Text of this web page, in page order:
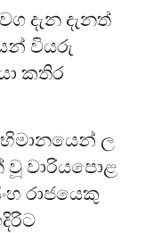
දැන දැනත්
වියරු
කතිර
ල
වූ වාරියපොළ
රාජයෙකු